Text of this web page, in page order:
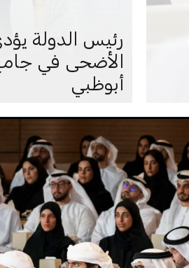
رئيس الدولة
الأضحى في
أبوظبي